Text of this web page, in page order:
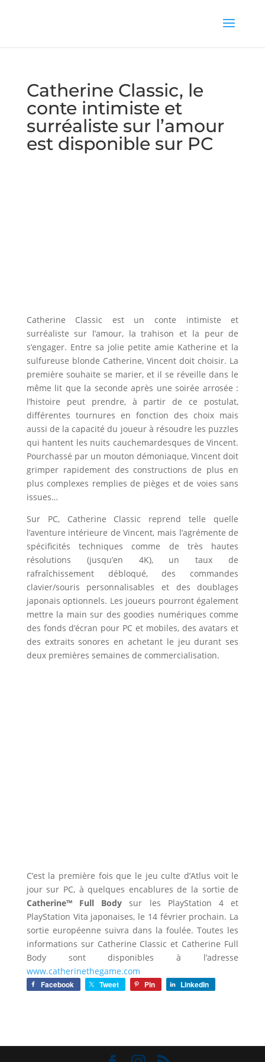
Catherine Classic, le
conte intimiste et
surréaliste sur l’amour
est disponible sur PC
Catherine Classic est un conte intimiste et
surréaliste sur l’amour, la trahison et la peur de
s’engager. Entre sa jolie petite amie Katherine et la
sulfureuse blonde Catherine, Vincent doit choisir. La
première souhaite se marier, et il se réveille dans le
même lit que la seconde après une soirée arrosée :
l’histoire peut prendre, à partir de ce postulat,
différentes tournures en fonction des choix mais
aussi de la capacité du joueur à résoudre les puzzles
qui hantent les nuits cauchemardesques de Vincent.
Pourchassé par un mouton démoniaque, Vincent doit
grimper rapidement des constructions de plus en
plus complexes remplies de pièges et de voies sans
issues…
Sur PC, Catherine Classic reprend telle quelle
l’aventure intérieure de Vincent, mais l’agrémente de
spécificités techniques comme de très hautes
résolutions (jusqu’en 4K), un taux de
rafraîchissement débloqué, des commandes
clavier/souris personnalisables et des doublages
japonais optionnels. Les joueurs pourront également
mettre la main sur des goodies numériques comme
des fonds d’écran pour PC et mobiles, des avatars et
des extraits sonores en achetant le jeu durant ses
deux premières semaines de commercialisation.
C’est la première fois que le jeu culte d’Atlus voit le
jour sur PC, à quelques encablures de la sortie de
Catherine™ Full Body sur les PlayStation 4 et
PlayStation Vita japonaises, le 14 février prochain. La
sortie européenne suivra dans la foulée. Toutes les
informations sur Catherine Classic et Catherine Full
Body sont disponibles à l’adresse
www.catherinethegame.com
Facebook Tweet Pin LinkedIn